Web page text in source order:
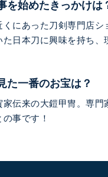
を始めたきっかけは
くにあった刀剣専門店シ
た日本刀に興味を持ち、
た一番のお宝は？
家伝来の大鎧甲冑。専門
の事です！